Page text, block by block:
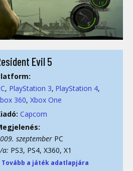
Evil 5
PlayStation 3 PlayStation 4
360 Xbox One
Capcom
szeptember PC
a: PS3, PS4, X360, X1
Tovább a játék adatlapjára